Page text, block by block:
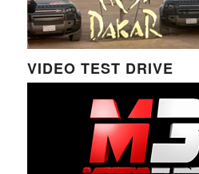
VIDEO TEST DRIVE